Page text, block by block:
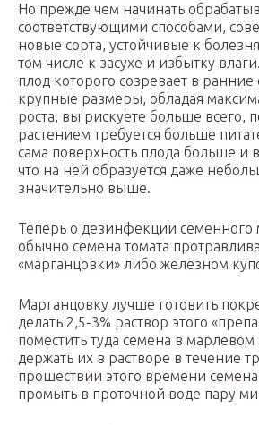
Но прежде чем начинать
соответствующими способами,
новые сорта, устойчивые к
том числе к засухе и избытку
плод которого созревает в
крупные размеры, обладая
роста, вы рискуете больше всего,
растением требуется больше
сама поверхность плода больше и
что на ней образуется даже
значительно выше.
Теперь о дезинфекции семенного
обычно семена томата
«марганцовки» либо железном
Марганцовку лучше готовить
делать 2,5-3% раствор этого
поместить туда семена в
держать их в растворе в течение
прошествии этого времени
промыть в проточной воде пару